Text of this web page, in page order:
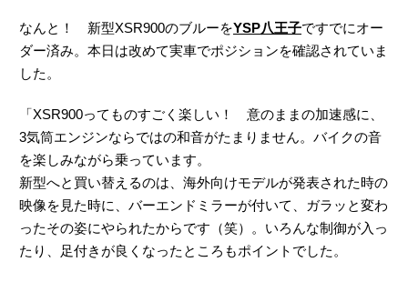
なんと！ 新型XSR900のブルーをYSP八王子ですでにオー
ダー済み。本日は改めて実車でポジションを確認されていま
した。
「XSR900ってものすごく楽しい！ 意のままの加速感に、
3気筒エンジンならではの和音がたまりません。バイクの音
を楽しみながら乗っています。
新型へと買い替えるのは、海外向けモデルが発表された時の
映像を見た時に、バーエンドミラーが付いて、ガラッと変わ
ったその姿にやられたからです（笑）。いろんな制御が入っ
たり、足付きが良くなったところもポイントでした。